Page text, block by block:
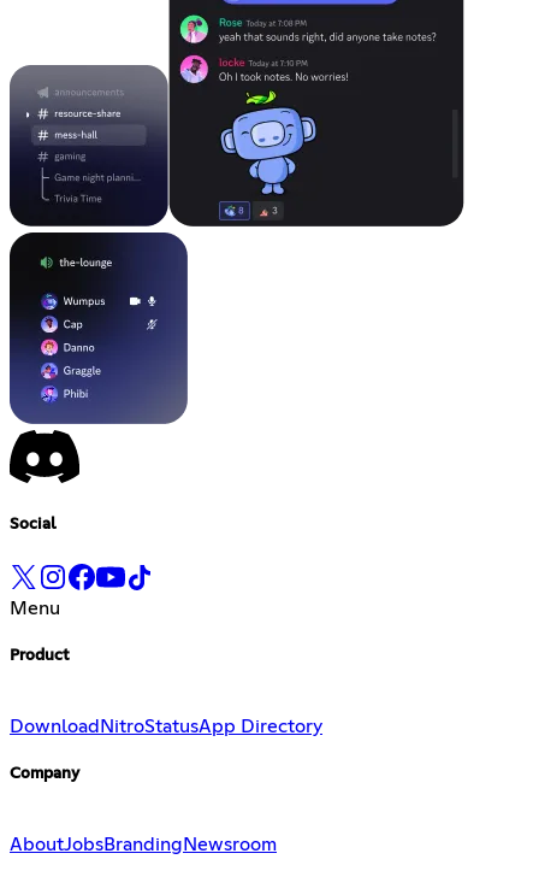
Social
Menu
Product
Download NitroStatusApp Directory
Company
AboutJobsBranding Newsroom